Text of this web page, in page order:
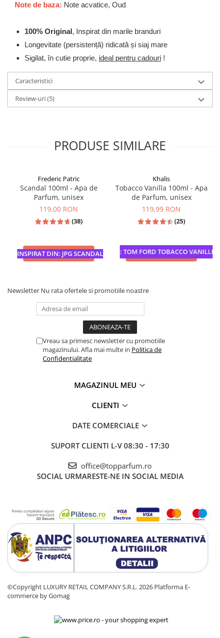
Oferta Saptamanii
Parfumuri Clona Originale
Parfumuri clona / Dupes
Puncte Cadou
Recenzii clienti
Blog
Note de baza: Note acvatice, Oud
100% Original, Inspirat din marile branduri
Longevitate (persistență) ridicată și siaj mare
Sigilat, în cutie proprie, ideal pentru cadouri !
Caracteristici
Review-uri(5)
PRODUSE SIMILARE
INSPIRAT DIN: JPG SCANDAL
Frederic Patric
Scandal 100ml - Apa de
Parfum, unisex
119,00 RON
(38)
ADAUGA IN COSINSPIRATIE: TOM FORD TOBACCO VANILLE
Khalis
Tobacco Vanilla 100ml - Apa
de Parfum, unisex
119,99 RON
(25)
ADAUGA IN COS
Newsletter Nu rata ofertele si promotiile noastre
Vreau sa primesc newsletter cu promotiile
magazinului. Afla mai multe in Politica de
Confidentialitate
MAGAZINUL MEU
CLIENTI
DATE COMERCIALE
SUPORT CLIENTI L-V 08:30 - 17:30
office@topparfum.ro
SOCIAL URMARESTE-NE IN SOCIAL MEDIA
©Copyright LUXURY RETAIL COMPANY S.R.L. 2026 Platforma E-
commerce by Gomag